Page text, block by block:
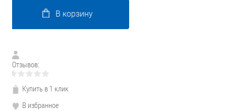
В корзину
Отзывов:
Купить в 1 клик
В избранное